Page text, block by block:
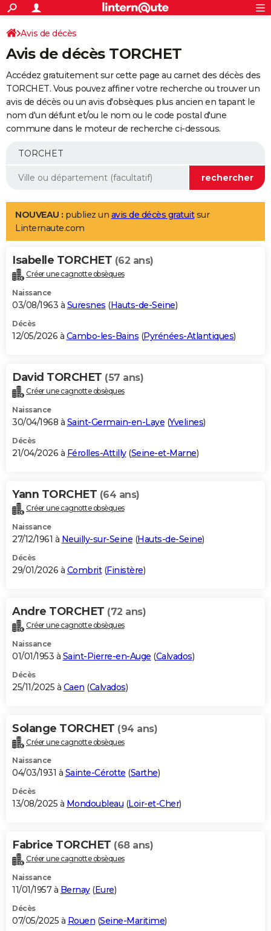
ACTUALITÉS
Politique
Société
Faits Divers
Education
Monde
Villes
+
SPORT
Coupe du monde 2026
Football
Tennis
Cyclisme
Rugby
Forum
Programme TV
TNT
Streaming
Cinéma
Sorties cinéma
Musique
+
FINANCE
Retraite
Epargne
Immobilier
Risques naturels par ville
Banque
Assurance
AUTO
Essais
Réserver un essai
Citadines
Berlines
SUV
Forum auto
+
Mobiles
Meilleur smartphone
Internet
Ordinateurs
Jeux vidéo
Guide high-tech
Aménagement intérieur
LIFESTYLE
Art de vivre
Bien-être
Loisirs
Mode
Modes de vie
Alimentation
Guide de la santé
Maladies
Médicaments
Sommeil
VOYAGE
Destinations
City break
Voyage nature
Voyage de noces
Forum
Climat
+PHOTO
GUIDES D'ACHAT
BONS PLANS
Carte de Noël
Carte Bonne année
Carte Saint-Valentin
Carte Pâques
Carte d'anniversaire
DICTIONNAIRE
Dictionnaire
Biographies
Citations
Expressions
Proverbes
PROGRAMME TV
S'inscrire
Se connecter
Lycées
Collèges
Primaires
Universités
Entreprises
Service militaire
Avis de recherche
AVIS DE DÉCÈS
Bricolage
Lifestyle
Culture
Sport
Auto
Television
Voyage
Cinema
Avis de décès
Avis de décès TORCHET
Accédez gratuitement sur cette page au carnet des décès des
TORCHET. Vous pouvez affiner votre recherche ou trouver un
avis de décès ou un avis d'obsèques plus ancien en tapant le
nom d'un défunt et/ou le nom ou le code postal d'une
commune dans le moteur de recherche ci-dessous.
NOUVEAU : publiez un avis de décès gratuitsur
Linternaute.com
Isabelle TORCHET (62 ans)
Créer une cagnotte obsèques
Naissance
03/08/1963 à Suresnes (Hauts-de-Seine)
Décès
12/05/2026 à Cambo-les-Bains (Pyrénées-Atlantiques)
David TORCHET (57 ans)
Créer une cagnotte obsèques
Naissance
30/04/1968 à Saint-Germain-en-Laye (Yvelines)
Décès
21/04/2026 à Férolles-Attilly(Seine-et-Marne)
Yann TORCHET (64 ans)
Créer une cagnotte obsèques
Naissance
27/12/1961 à Neuilly-sur-Seine (Hauts-de-Seine)
Décès
29/01/2026 à Combrit(Finistère)
Andre TORCHET (72 ans)
Créer une cagnotte obsèques
Naissance
01/01/1953 à Saint-Pierre-en-Auge (Calvados)
Décès
25/11/2025 à Caen (Calvados)
Solange TORCHET (94 ans)
Créer une cagnotte obsèques
Naissance
04/03/1931 à Sainte-Cérotte (Sarthe)
Décès
13/08/2025 à Mondoubleau (Loir-et-Cher)
Fabrice TORCHET (68 ans)
Créer une cagnotte obsèques
Naissance
11/01/1957 à Bernay(Eure)
Décès
07/05/2025 à Rouen (Seine-Maritime)